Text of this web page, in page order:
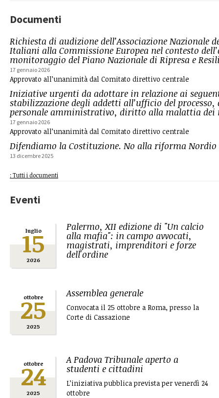
Documenti
Richiesta di audizione dell’Associazione Nazionale
Italiani alla Commissione Europea nel contesto
monitoraggio del Piano Nazionale di Ripresa e
17 gennaio 2026
Approvato all’unanimità dal Comitato direttivo centrale
Iniziative urgenti da adottare in relazione ai
stabilizzazione degli addetti all’ufficio del processo,
personale amministrativo, diritto alla malattia
17 gennaio 2026
Approvato all’unanimità dal Comitato direttivo centrale
Difendiamo la Costituzione. No alla riforma Nordio
13 dicembre 2025
: Tutti i documenti
Eventi
luglio
15
2026
Palermo, XII edizione di "Un calcio
alla mafia": in campo avvocati,
magistrati, imprenditori e forze
dell'ordine
ottobre
25
2025
Assemblea generale
Convocata il 25 ottobre a Roma, presso la
Corte di Cassazione
ottobre
24
2025
A Padova Tribunale aperto a
studenti e cittadini
L’iniziativa pubblica prevista per venerdì 24
ottobre